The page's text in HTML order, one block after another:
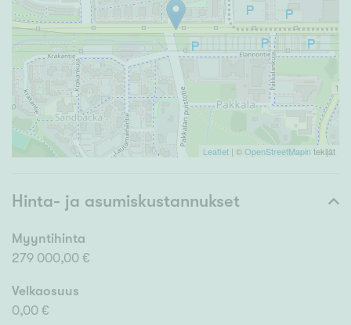
Leaflet | ©OpenStreetMapin tekijät
Hinta- ja asumiskustannukset
Myyntihinta
279 000,00 €
Velkaosuus
0,00 €